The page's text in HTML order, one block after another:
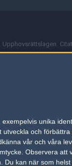
unika
och förbättra
vår och våra
Observera att
kan när som
och
sajten kan du skicka
så som t.ex.
du stänga av
elektronisk